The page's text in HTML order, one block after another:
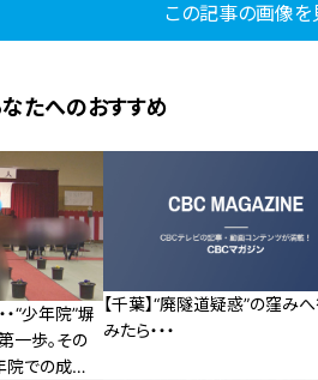
この記事の画像を
たへのおすすめ
“少年院”塀
一歩。その
での成人
【千葉】“廃隧道疑惑”の窪みへ
みたら・・・